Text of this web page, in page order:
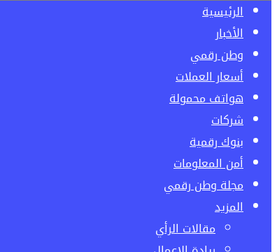
الرئيسية
الأخبار
وطن رقمي
أسعار العملات
هواتف محمولة
شركات
بنوك رقمية
أمن المعلومات
مجلة وطن رقمي
المزيد
مقالات الرأي